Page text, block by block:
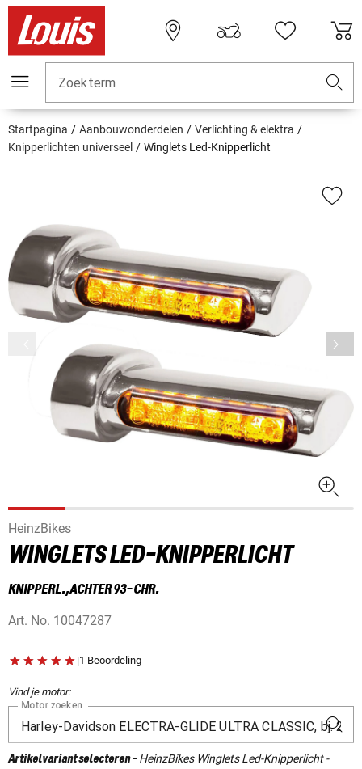
Zoekterm
Startpagina Aanbouwonderdelen
Verlichting & elektra
Knipperlichten universeel
Winglets Led-Knipperlicht
HeinzBikes
WINGLETS LED-KNIPPERLICHT
KNIPPERL.,ACHTER 93- CHR.
Art. No. 10047287
|1 Beoordeling
Vind je motor:
Motor zoeken
Artikelvariant selecteren-HeinzBikes Winglets Led-Knipperlicht -